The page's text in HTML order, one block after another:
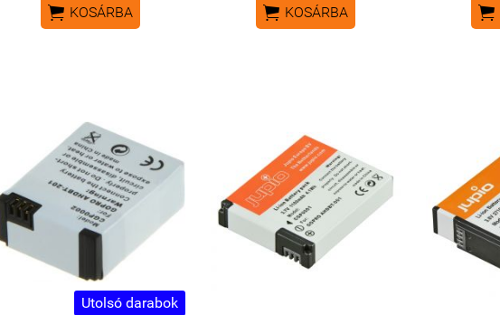
 KOSÁRBA  KOSÁRBA 
Utolsó darabok